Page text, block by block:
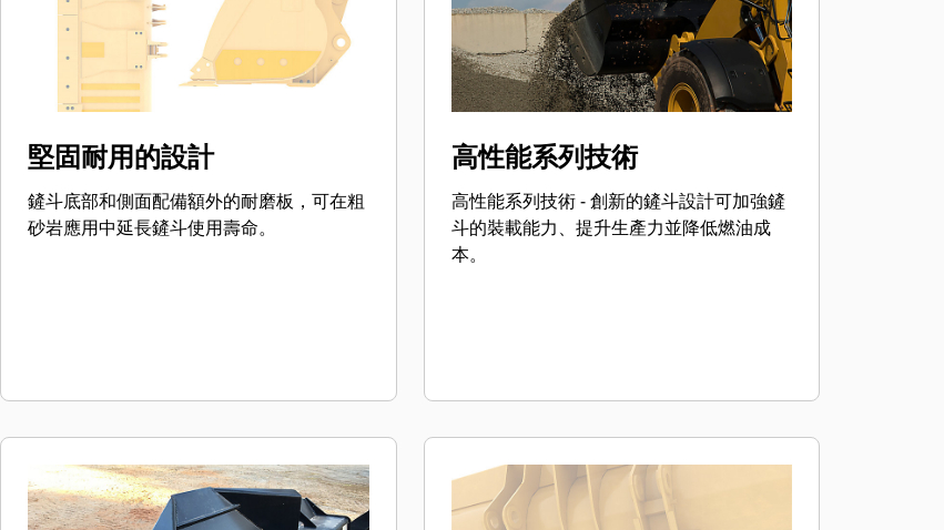
堅固耐用的設計
鏟斗底部和側面配備額外的耐磨板，可在粗
砂岩應用中延長鏟斗使用壽命。
高性能系列技術
高性能系列技術 - 創新的鏟斗設計可加強鏟
斗的裝載能力、提升生產力並降低燃油成
本。